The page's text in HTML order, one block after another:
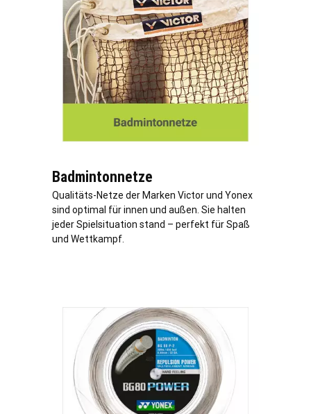
Badmintonnetze
Qualitäts-Netze der Marken Victor und Yonex
sind optimal für innen und außen. Sie halten
jeder Spielsituation stand – perfekt für Spaß
und Wettkampf.